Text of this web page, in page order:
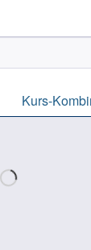
Kurs-